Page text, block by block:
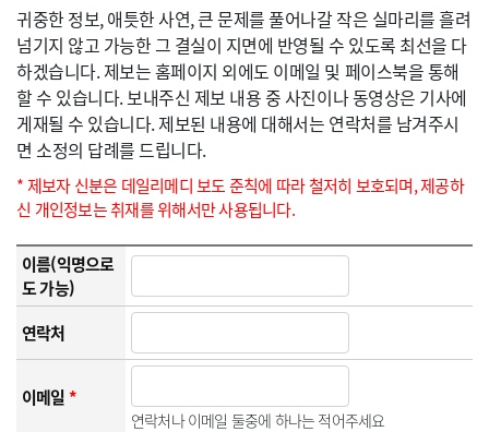
귀중한 정보, 애틋한 사연, 큰 문제를 풀어나갈 작은 실마리를 흘려
넘기지 않고 가능한 그 결실이 지면에 반영될 수 있도록 최선을 다
하겠습니다. 제보는 홈페이지 외에도 이메일 및 페이스북을 통해
할 수 있습니다. 보내주신 제보 내용 중 사진이나 동영상은 기사에
게재될 수 있습니다. 제보된 내용에 대해서는 연락처를 남겨주시
면 소정의 답례를 드립니다.
* 제보자 신분은 데일리메디 보도 준칙에 따라 철저히 보호되며, 제공하
신 개인정보는 취재를 위해서만 사용됩니다.
이름(익명으로
도 가능)
연락처
이메일*
연락처나 이메일 둘중에 하나는 적어주세요